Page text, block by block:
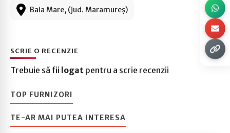
Baia Mare, (jud. Maramureș)
SCRIE O RECENZIE
Trebuie să fii logat pentru a scrie recenzii
TOP FURNIZORI
TE-AR MAI PUTEA INTERESA